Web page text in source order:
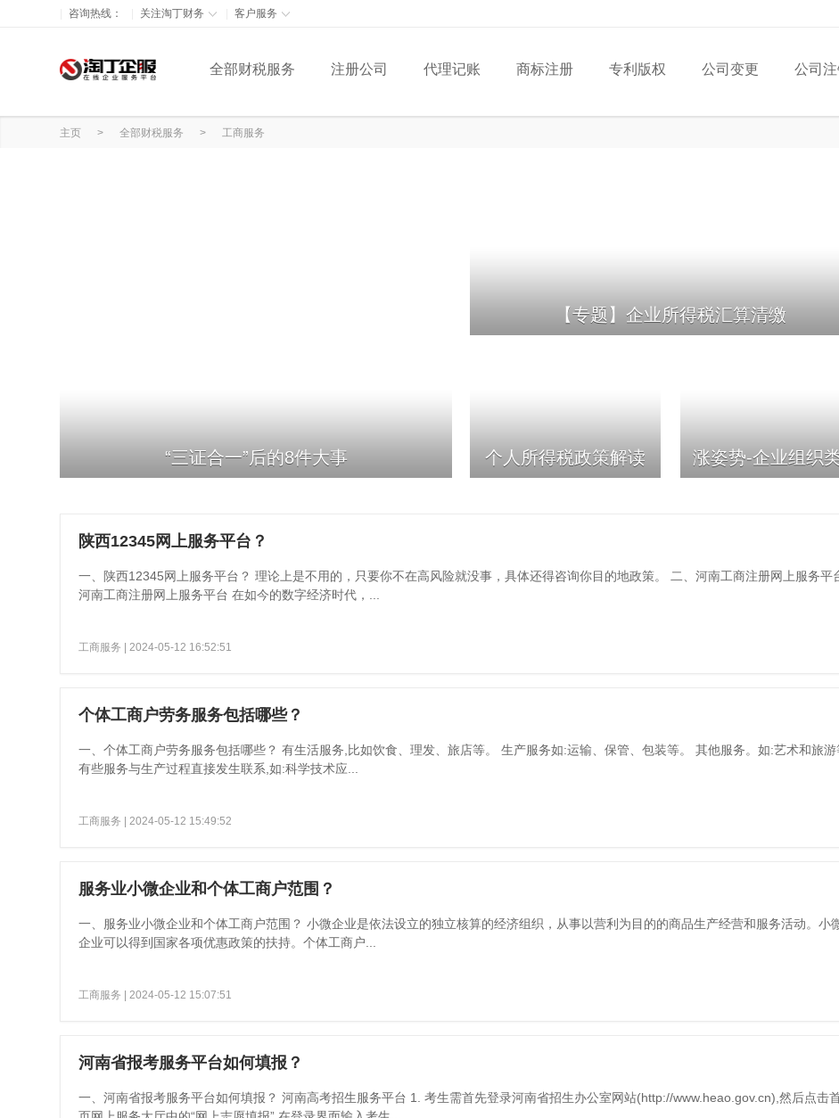
咨询热线： 关注淘丁财务 客户服务
全部财税服务 注册公司 代理记账 商标注册 专利版权 公司变更 公司
主页 > 全部财税服务 > 工商服务
“三证合一”后的8件大事
【专题】企业所得税汇算清缴
个人所得税政策解读 涨姿势-企业组织
陕西12345网上服务平台？
一、陕西12345网上服务平台？ 理论上是不用的，只要你不在高风险就没事，具体还得咨询你目的地政策。 二、河南工商注册网上服务平
河南工商注册网上服务平台 在如今的数字经济时代，...
工商服务 | 2024-05-12 16:52:51
个体工商户劳务服务包括哪些？
一、个体工商户劳务服务包括哪些？ 有生活服务,比如饮食、理发、旅店等。 生产服务如:运输、保管、包装等。 其他服务。如:艺术和旅游
有些服务与生产过程直接发生联系,如:科学技术应...
工商服务 | 2024-05-12 15:49:52
服务业小微企业和个体工商户范围？
一、服务业小微企业和个体工商户范围？ 小微企业是依法设立的独立核算的经济组织，从事以营利为目的的商品生产经营和服务活动。小
企业可以得到国家各项优惠政策的扶持。个体工商户...
工商服务 | 2024-05-12 15:07:51
河南省报考服务平台如何填报？
一、河南省报考服务平台如何填报？ 河南高考招生服务平台 1. 考生需首先登录河南省招生办公室网站(http://www.heao.gov.cn),然后点击